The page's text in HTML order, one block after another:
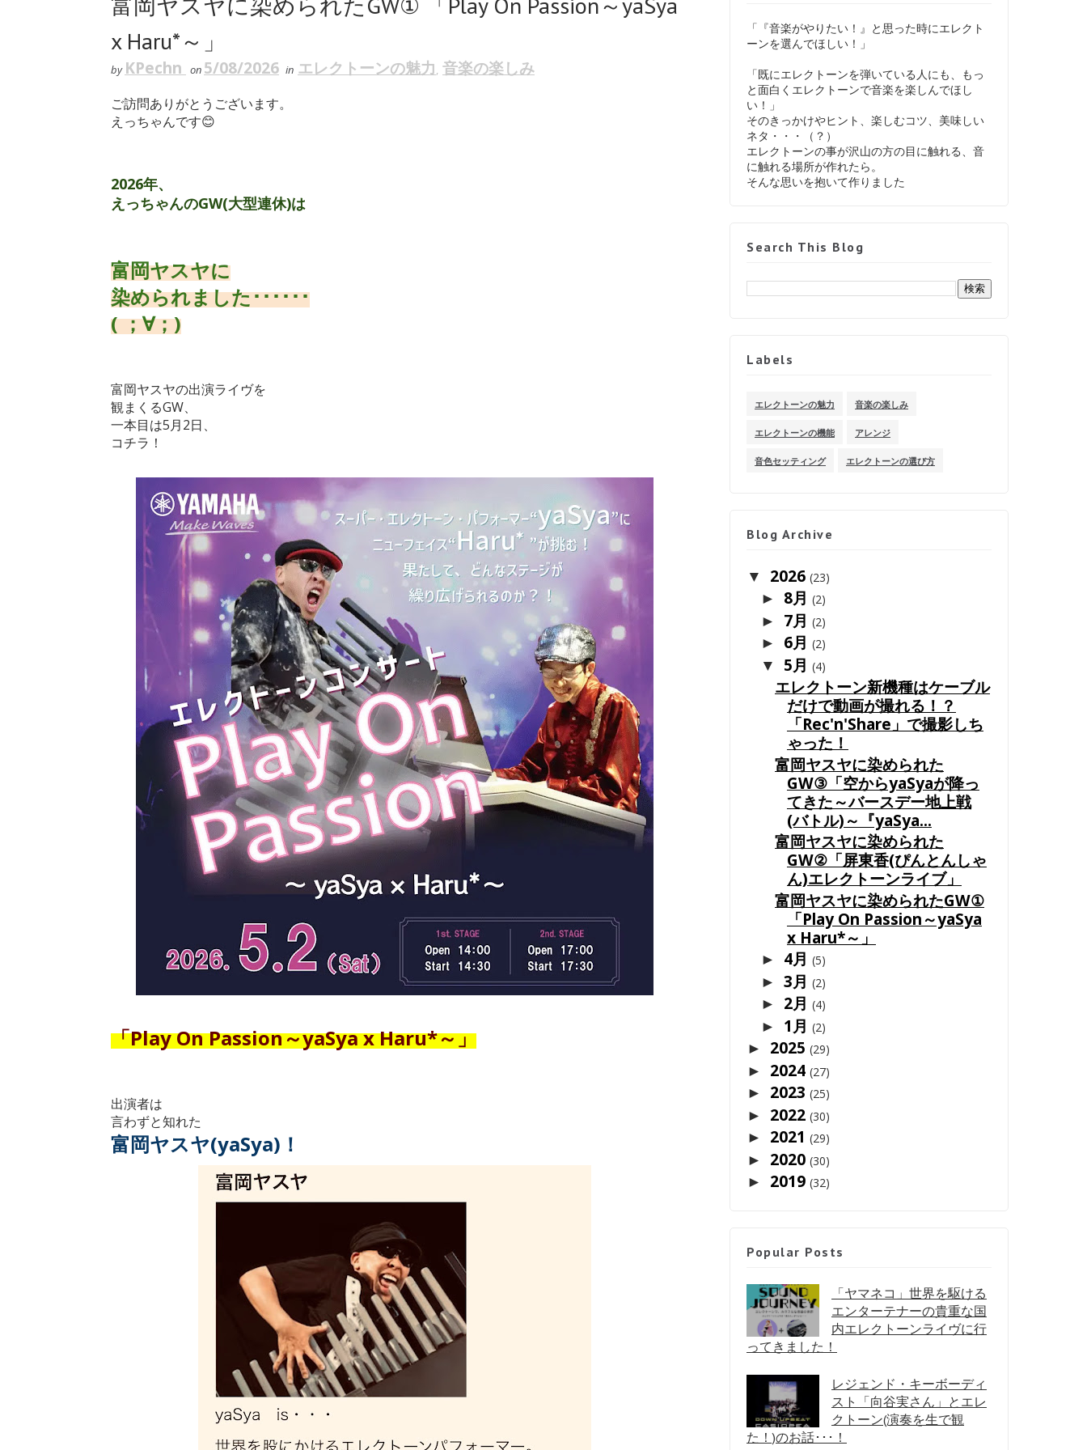
x Haru*～」
by KPechn on 5/08/2026 in エレクトーンの魅力 音楽の楽しみ
ご訪問ありがとうございます。
えっちゃんです😊
2026年、
えっちゃんのGW(大型連休)は
富岡ヤスヤに
染められました･･････
( ；∀；)
富岡ヤスヤの出演ライヴを
観まくるGW、
一本目は5月2日、
コチラ！
「Play On Passion～yaSya x Haru*～」
出演者は
言わずと知れた
富岡ヤスヤ(yaSya)！
「『音楽がやりたい！』と思った時にエレクト
ーンを選んでほしい！」
「既にエレクトーンを弾いている人にも、もっ
と面白くエレクトーンで音楽を楽しんでほし
い！」
そのきっかけやヒント、楽しむコツ、美味しい
ネタ・・・（？）
エレクトーンの事が沢山の方の目に触れる、音
に触れる場所が作れたら。
そんな思いを抱いて作りました
Search This Blog
Labels
エレクトーンの魅力 音楽の楽しみ
エレクトーンの機能 アレンジ
音色セッティング エレクトーンの選び方
Blog Archive
▼ 2026 (23)
► 8月 (2)
► 7月 (2)
► 6月 (2)
▼ 5月 (4)
エレクトーン新機種はケーブル
だけで動画が撮れる！？
「Rec'n'Share」で撮影しち
ゃった！
富岡ヤスヤに染められた
GW③「空からyaSyaが降っ
てきた～バースデー地上戦
(バトル)～『yaSya...
富岡ヤスヤに染められた
GW②「屏東香(ぴんとんしゃ
ん)エレクトーンライブ」
富岡ヤスヤに染められたGW①
「Play On Passion～yaSya
x Haru*～」
► 4月 (5)
► 3月 (2)
► 2月 (4)
► 1月 (2)
► 2025 (29)
► 2024 (27)
► 2023 (25)
► 2022 (30)
► 2021 (29)
► 2020 (30)
► 2019 (32)
Popular Posts
「ヤマネコ」世界を駆ける
エンターテナーの貴重な国
内エレクトーンライヴに行
ってきました！
レジェンド・キーボーディ
スト「向谷実さん」とエレ
クトーン(演奏を生で観
た！)のお話･･･！